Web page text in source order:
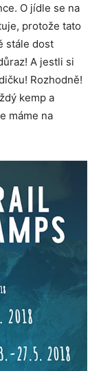
O jídle se na
protože tato
stále dost
A jestli si
Rozhodně!
kemp a
máme na